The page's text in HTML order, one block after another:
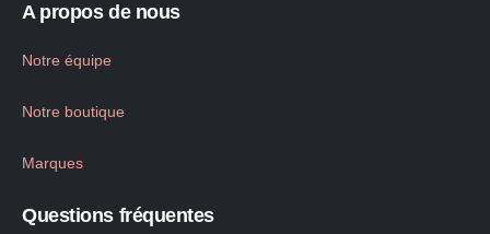
A propos de nous
Notre équipe
Notre boutique
Marques
Questions fréquentes